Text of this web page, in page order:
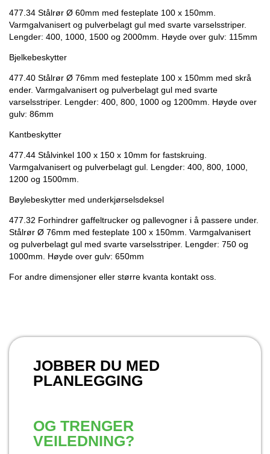
477.34 Stålrør Ø 60mm med festeplate 100 x 150mm.
Varmgalvanisert og pulverbelagt gul med svarte varselsstriper.
Lengder: 400, 1000, 1500 og 2000mm. Høyde over gulv: 115mm
Bjelkebeskytter
477.40 Stålrør Ø 76mm med festeplate 100 x 150mm med skrå
ender. Varmgalvanisert og pulverbelagt gul med svarte
varselsstriper. Lengder: 400, 800, 1000 og 1200mm. Høyde over
gulv: 86mm
Kantbeskytter
477.44 Stålvinkel 100 x 150 x 10mm for fastskruing.
Varmgalvanisert og pulverbelagt gul. Lengder: 400, 800, 1000,
1200 og 1500mm.
Bøylebeskytter med underkjørselsdeksel
477.32 Forhindrer gaffeltrucker og pallevogner i å passere under.
Stålrør Ø 76mm med festeplate 100 x 150mm. Varmgalvanisert
og pulverbelagt gul med svarte varselsstriper. Lengder: 750 og
1000mm. Høyde over gulv: 650mm
For andre dimensjoner eller større kvanta kontakt oss.
JOBBER DU MED
PLANLEGGING
OG TRENGER
VEILEDNING?